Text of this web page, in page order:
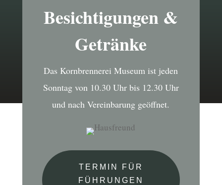
Besichtigungen &
Getränke
Das Kornbrennerei Museum ist jeden
Sonntag von 10.30 Uhr bis 12.30 Uhr
und nach Vereinbarung geöffnet.
TERMIN FÜR
FÜHRUNGEN